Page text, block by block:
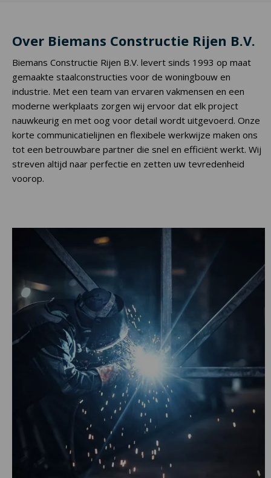
Over Biemans Constructie Rijen B.V.
Biemans Constructie Rijen B.V. levert sinds 1993 op maat
gemaakte staalconstructies voor de woningbouw en
industrie. Met een team van ervaren vakmensen en een
moderne werkplaats zorgen wij ervoor dat elk project
nauwkeurig en met oog voor detail wordt uitgevoerd. Onze
korte communicatielijnen en flexibele werkwijze maken ons
tot een betrouwbare partner die snel en efficiënt werkt. Wij
streven altijd naar perfectie en zetten uw tevredenheid
voorop.